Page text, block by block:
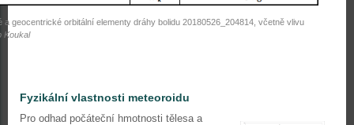
geocentrické orbitální elementy dráhy bolidu 20180526_204814, včetně vlivu
Koukal
Fyzikální vlastnosti meteoroidu
Pro odhad počáteční hmotnosti tělesa a